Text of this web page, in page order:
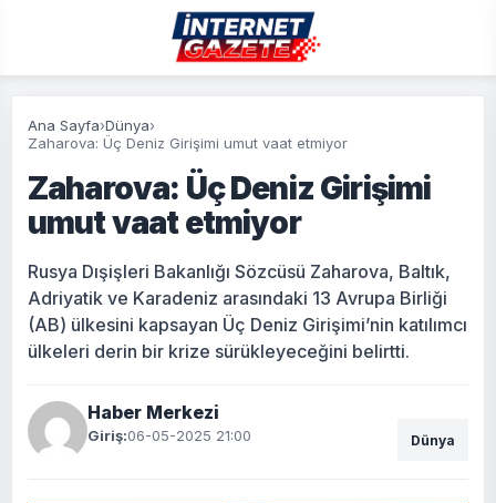
Ana Sayfa›Dünya›
Zaharova: Üç Deniz Girişimi umut vaat etmiyor
Zaharova: Üç Deniz Girişimi
umut vaat etmiyor
Rusya Dışişleri Bakanlığı Sözcüsü Zaharova, Baltık,
Adriyatik ve Karadeniz arasındaki 13 Avrupa Birliği
(AB) ülkesini kapsayan Üç Deniz Girişimi’nin katılımcı
ülkeleri derin bir krize sürükleyeceğini belirtti.
Haber Merkezi
Giriş:06-05-2025 21:00 Dünya